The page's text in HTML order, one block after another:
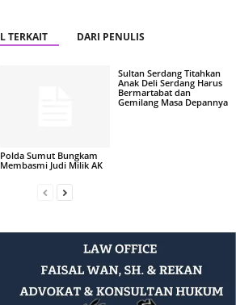
TERKAIT DARI PENULIS
Polda Sumut Bungkam
Membasmi Judi Milik AK
Sultan Serdang Titahkan
Anak Deli Serdang Harus
Bermartabat dan
Gemilang Masa Depannya